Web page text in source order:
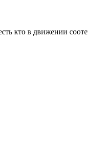
кто в движении